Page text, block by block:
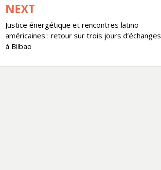
NEXT
Justice énergétique et rencontres latino-
américaines : retour sur trois jours d’échanges
à Bilbao